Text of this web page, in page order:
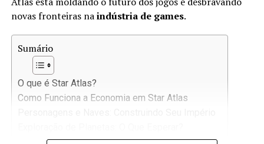
novas fronteiras naindústria de games.
Sumário
O que é Star Atlas?
Como Funciona a Economia em Star Atlas
O Papel da Blockchain na Jogabilidade